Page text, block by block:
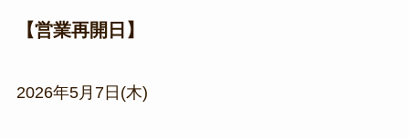
【営業再開日】
2026年5月7日(木)